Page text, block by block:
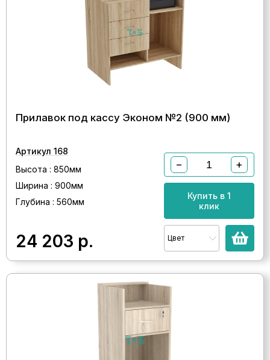
Прилавок под кассу Эконом №2 (900 мм)
Артикул 168
Высота : 850мм
Ширина : 900мм
Глубина : 560мм
24 203 р.
− +
Купить в 1
клик
Цвет